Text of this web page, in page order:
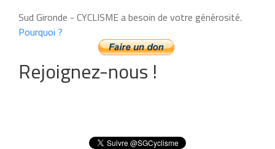
Sud Gironde - CYCLISME a besoin de votre générosité.
Pourquoi ?
Rejoignez-nous !